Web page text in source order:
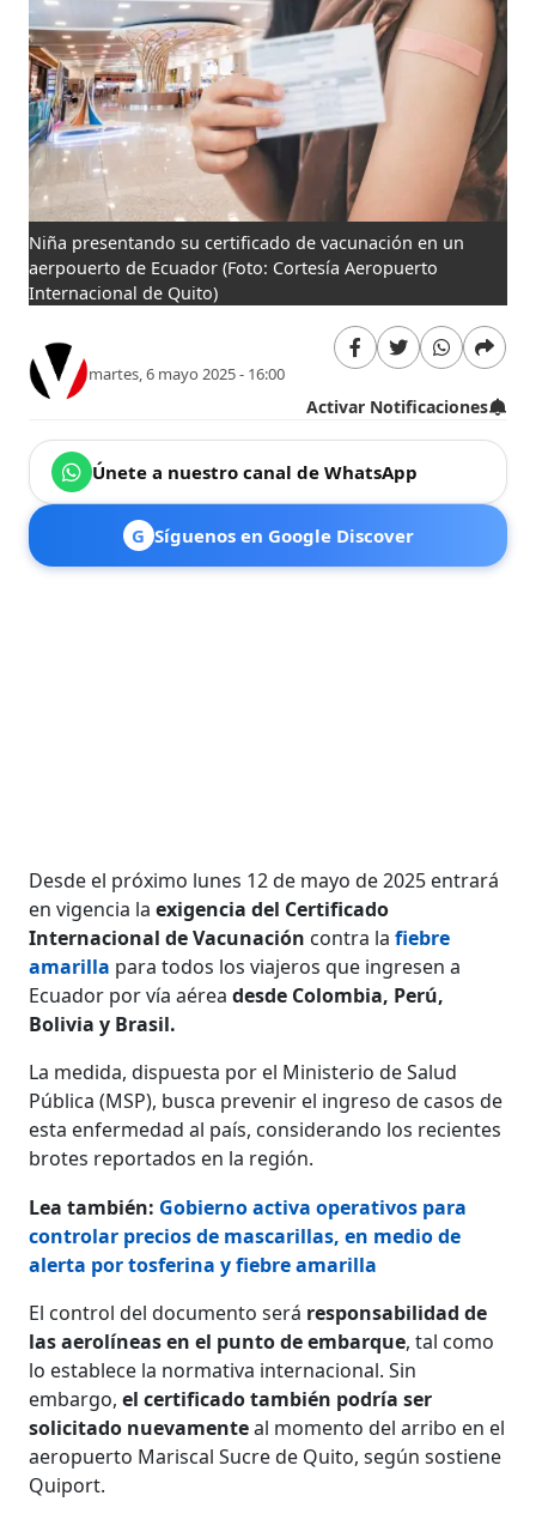
Niña presentando su certificado de vacunación en un
aerpouerto de Ecuador (Foto: Cortesía Aeropuerto
Internacional de Quito)
martes, 6 mayo 2025 - 16:00
Activar Notificaciones
Únete a nuestro canal de WhatsApp
G Síguenos en Google Discover
Desde el próximo lunes 12 de mayo de 2025 entrará
en vigencia laexigencia del Certificado
Internacional de Vacunación contra lafiebre
amarilla para todos los viajeros que ingresen a
Ecuador por vía aéreadesde Colombia, Perú,
Bolivia y Brasil.
La medida, dispuesta por el Ministerio de Salud
Pública (MSP), busca prevenir el ingreso de casos de
esta enfermedad al país, considerando los recientes
brotes reportados en la región.
Lea también: Gobierno activa operativos para
controlar precios de mascarillas, en medio de
alerta por tosferina y fiebre amarilla
El control del documento será responsabilidad de
las aerolíneas en el punto de embarque, tal como
lo establece la normativa internacional. Sin
embargo,el certificado también podría ser
solicitado nuevamenteal momento del arribo en el
aeropuerto Mariscal Sucre de Quito, según sostiene
Quiport.